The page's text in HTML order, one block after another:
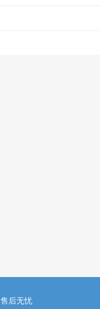
售后无忧